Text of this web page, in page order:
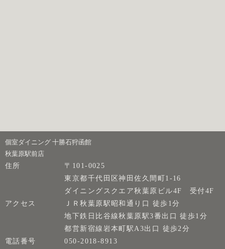
個室ダイニング 十勝石狩函館
秋葉原駅前店
住所
〒101-0025
東京都千代田区神田佐久間町1-16
ダイニングスクエア秋葉原ビル4F 受付4F
アクセス
ＪＲ秋葉原駅昭和通り口 徒歩1分
地下鉄日比谷線秋葉原駅3番出口 徒歩1分
都営新宿線岩本町駅A3出口 徒歩2分
電話番号
050-2018-8913